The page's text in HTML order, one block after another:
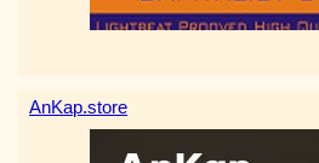
AnKap.store